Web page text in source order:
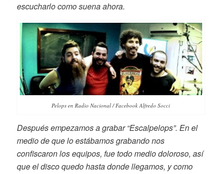
escucharlo como suena ahora.
Pelops en Radio Nacional / Facebook Alfredo Socci
Después empezamos a grabar “Escalpelops”. En el
medio de que lo estábamos grabando nos
confiscaron los equipos, fue todo medio doloroso, así
que el disco quedo hasta donde llegamos, y como